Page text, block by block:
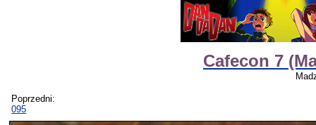
Cafecon 7
Poprzedni:
095